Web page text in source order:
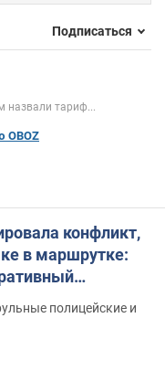
Подписаться
назвали тариф...
OBOZ
конфликт,
в маршрутке:
полицейские и